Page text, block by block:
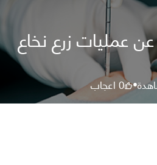
عمليات زرع نخاع
•
0اعجاب